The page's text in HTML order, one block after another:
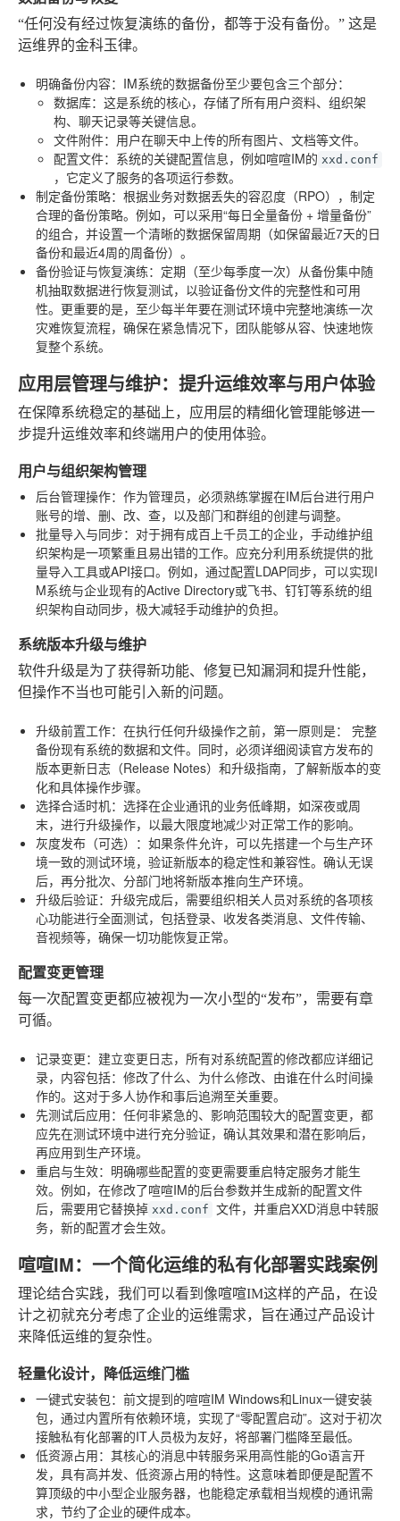
“任何没有经过恢复演练的备份，都等于没有备份。” 这是
运维界的金科玉律。
明确备份内容：IM系统的数据备份至少要包含三个部分：
数据库：这是系统的核心，存储了所有用户资料、组织架
构、聊天记录等关键信息。
文件附件：用户在聊天中上传的所有图片、文档等文件。
配置文件：系统的关键配置信息，例如喧喧IM的 xxd.conf
，它定义了服务的各项运行参数。
制定备份策略：根据业务对数据丢失的容忍度（RPO），制定
合理的备份策略。例如，可以采用“每日全量备份 + 增量备份”
的组合，并设置一个清晰的数据保留周期（如保留最近7天的日
备份和最近4周的周备份）。
备份验证与恢复演练：定期（至少每季度一次）从备份集中随
机抽取数据进行恢复测试，以验证备份文件的完整性和可用
性。更重要的是，至少每半年要在测试环境中完整地演练一次
灾难恢复流程，确保在紧急情况下，团队能够从容、快速地恢
复整个系统。
应用层管理与维护：提升运维效率与用户体验
在保障系统稳定的基础上，应用层的精细化管理能够进一
步提升运维效率和终端用户的使用体验。
用户与组织架构管理
后台管理操作：作为管理员，必须熟练掌握在IM后台进行用户
账号的增、删、改、查，以及部门和群组的创建与调整。
批量导入与同步：对于拥有成百上千员工的企业，手动维护组
织架构是一项繁重且易出错的工作。应充分利用系统提供的批
量导入工具或API接口。例如，通过配置LDAP同步，可以实现I
M系统与企业现有的Active Directory或飞书、钉钉等系统的组
织架构自动同步，极大减轻手动维护的负担。
系统版本升级与维护
软件升级是为了获得新功能、修复已知漏洞和提升性能，
但操作不当也可能引入新的问题。
升级前置工作：在执行任何升级操作之前，第一原则是： 完整
备份现有系统的数据和文件。同时，必须详细阅读官方发布的
版本更新日志（Release Notes）和升级指南，了解新版本的变
化和具体操作步骤。
选择合适时机：选择在企业通讯的业务低峰期，如深夜或周
末，进行升级操作，以最大限度地减少对正常工作的影响。
灰度发布（可选） ：如果条件允许，可以先搭建一个与生产环
境一致的测试环境，验证新版本的稳定性和兼容性。确认无误
后，再分批次、分部门地将新版本推向生产环境。
升级后验证：升级完成后，需要组织相关人员对系统的各项核
心功能进行全面测试，包括登录、收发各类消息、文件传输、
音视频等，确保一切功能恢复正常。
配置变更管理
每一次配置变更都应被视为一次小型的“发布”，需要有章
可循。
记录变更：建立变更日志，所有对系统配置的修改都应详细记
录，内容包括：修改了什么、为什么修改、由谁在什么时间操
作的。这对于多人协作和事后追溯至关重要。
先测试后应用：任何非紧急的、影响范围较大的配置变更，都
应先在测试环境中进行充分验证，确认其效果和潜在影响后，
再应用到生产环境。
重启与生效：明确哪些配置的变更需要重启特定服务才能生
效。例如，在修改了喧喧IM的后台参数并生成新的配置文件
后，需要用它替换掉 xxd.conf 文件，并重启XXD消息中转服
务，新的配置才会生效。
喧喧IM：一个简化运维的私有化部署实践案例
理论结合实践，我们可以看到像喧喧IM这样的产品，在设
计之初就充分考虑了企业的运维需求，旨在通过产品设计
来降低运维的复杂性。
轻量化设计，降低运维门槛
一键式安装包：前文提到的喧喧IM Windows和Linux一键安装
包，通过内置所有依赖环境，实现了“零配置启动”。这对于初次
接触私有化部署的IT人员极为友好，将部署门槛降至最低。
低资源占用：其核心的消息中转服务采用高性能的Go语言开
发，具有高并发、低资源占用的特性。这意味着即便是配置不
算顶级的中小型企业服务器，也能稳定承载相当规模的通讯需
求，节约了企业的硬件成本。